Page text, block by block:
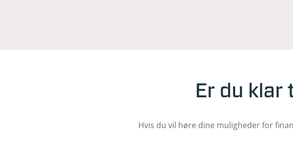
Er du klar
Hvis du vil høre dine muligheder for